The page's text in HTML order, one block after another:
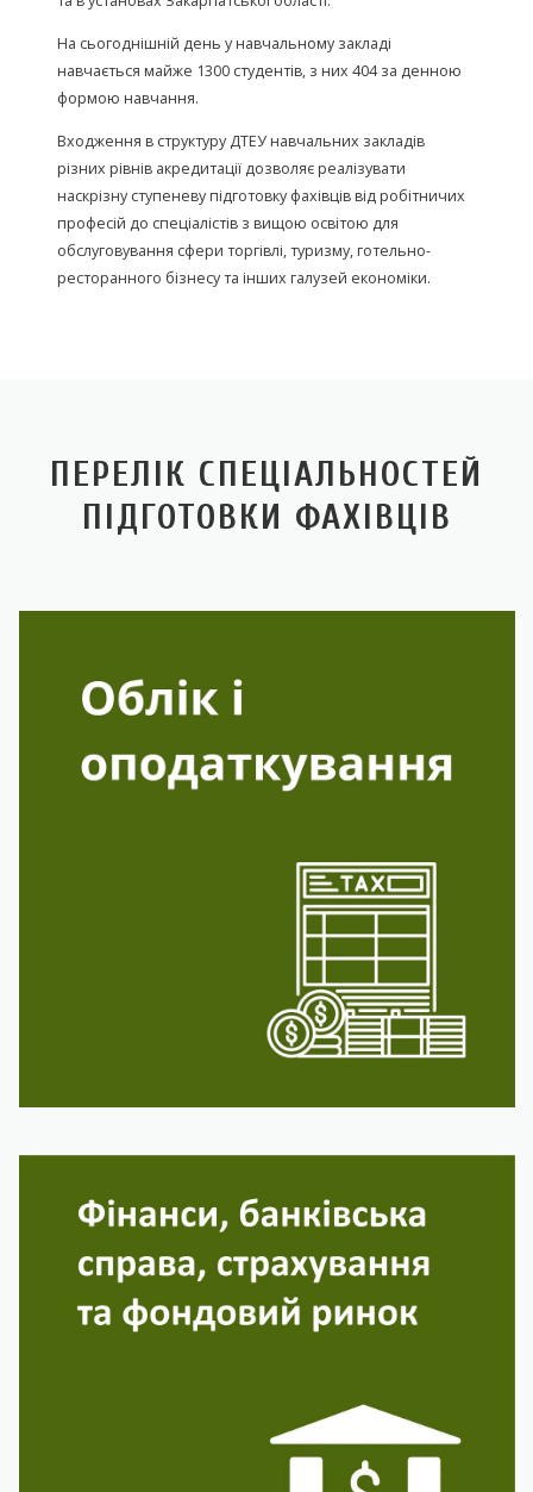
На сьогоднішній день у навчальному закладі
навчається майже 1300 студентів, з них 404 за денною
формою навчання.
Входження в структуру ДТЕУ навчальних закладів
різних рівнів акредитації дозволяє реалізувати
наскрізну ступеневу підготовку фахівців від робітничих
професій до спеціалістів з вищою освітою для
обслуговування сфери торгівлі, туризму, готельно-
ресторанного бізнесу та інших галузей економіки.
ПЕРЕЛІК СПЕЦІАЛЬНОСТЕЙ
ПІДГОТОВКИ ФАХІВЦІВ